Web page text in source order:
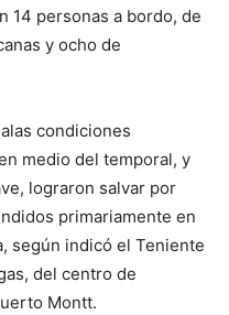
14 personas a bordo, de
y ocho de
condiciones
medio del temporal, y
lograron salvar por
primariamente en
según indicó el Teniente
del centro de
Montt.